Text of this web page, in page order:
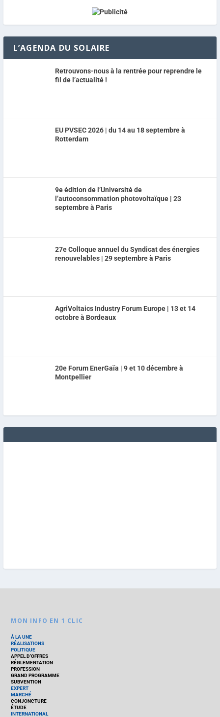
L’AGENDA DU SOLAIRE
Retrouvons-nous à la rentrée pour reprendre le
fil de l’actualité !
EU PVSEC 2026 | du 14 au 18 septembre à
Rotterdam
9e édition de l’Université de
l’autoconsommation photovoltaïque | 23
septembre à Paris
27e Colloque annuel du Syndicat des énergies
renouvelables | 29 septembre à Paris
AgriVoltaics Industry Forum Europe | 13 et 14
octobre à Bordeaux
20e Forum EnerGaïa | 9 et 10 décembre à
Montpellier
MON INFO EN 1 CLIC
À LA UNE
RÉALISATIONS
POLITIQUE
APPEL D’OFFRES
RÉGLEMENTATION
PROFESSION
GRAND PROGRAMME
SUBVENTION
EXPERT
MARCHÉ
CONJONCTURE
ÉTUDE
INTERNATIONAL